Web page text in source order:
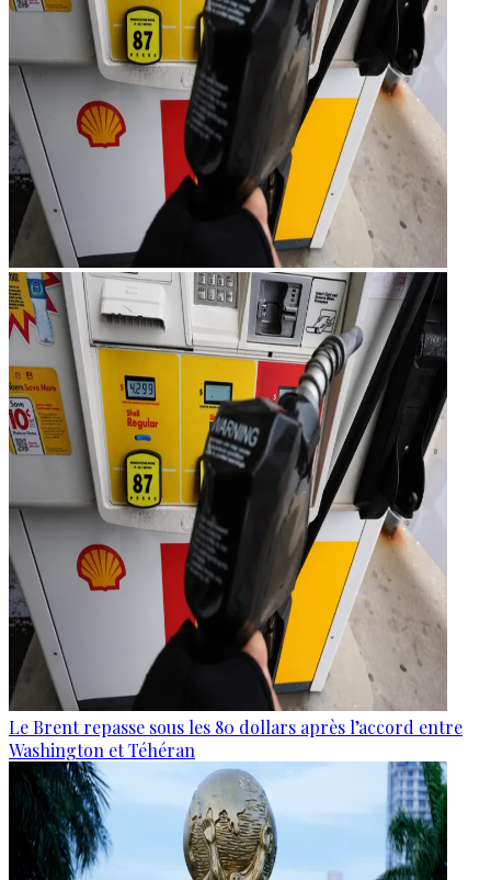
Le Brent repasse sous les 80 dollars après l’accord entre
Washington et Téhéran